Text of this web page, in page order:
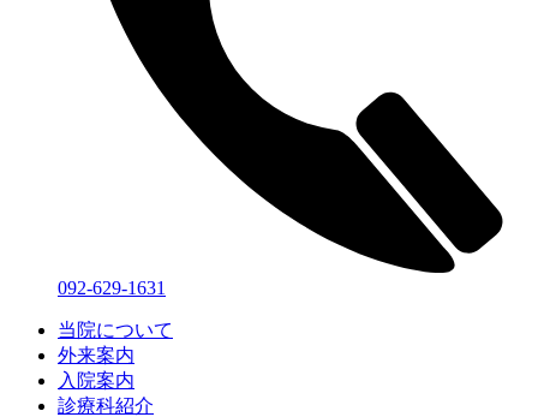
092-629-1631
当院について
外来案内
入院案内
診療科紹介